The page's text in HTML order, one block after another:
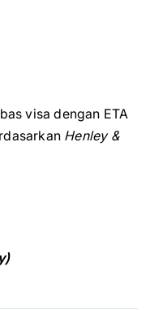
visa dengan ETA
Henley &